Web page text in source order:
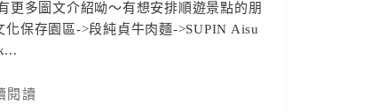
更多圖文介紹呦～有想安排順遊景點的朋
保存園區->段純貞牛肉麵->SUPIN Aisu
閱讀